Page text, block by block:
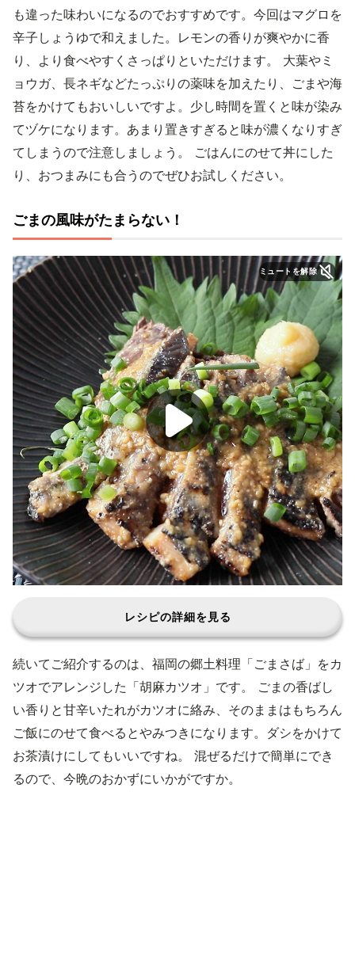
も違った味わいになるのでおすすめです。今回はマグロを
辛子しょうゆで和えました。レモンの香りが爽やかに香
り、より食べやすくさっぱりといただけます。 大葉やミ
ョウガ、長ネギなどたっぷりの薬味を加えたり、ごまや海
苔をかけてもおいしいですよ。少し時間を置くと味が染み
てヅケになります。あまり置きすぎると味が濃くなりすぎ
てしまうので注意しましょう。 ごはんにのせて丼にした
り、おつまみにも合うのでぜひお試しください。
ごまの風味がたまらない！
ミュートを解除
レシピの詳細を見る
続いてご紹介するのは、福岡の郷土料理「ごまさば」をカ
ツオでアレンジした「胡麻カツオ」です。 ごまの香ばし
い香りと甘辛いたれがカツオに絡み、そのままはもちろん
ご飯にのせて食べるとやみつきになります。ダシをかけて
お茶漬けにしてもいいですね。 混ぜるだけで簡単にでき
るので、今晩のおかずにいかがですか。